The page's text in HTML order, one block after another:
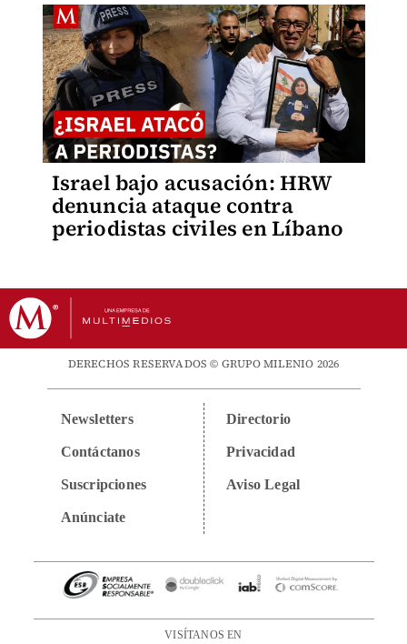
Israel bajo acusación: HRW
denuncia ataque contra
periodistas civiles en Líbano
DERECHOS RESERVADOS © GRUPO MILENIO 2026
Newsletters
Contáctanos
Suscripciones
Anúnciate
Directorio
Privacidad
Aviso Legal
VISÍTANOS EN